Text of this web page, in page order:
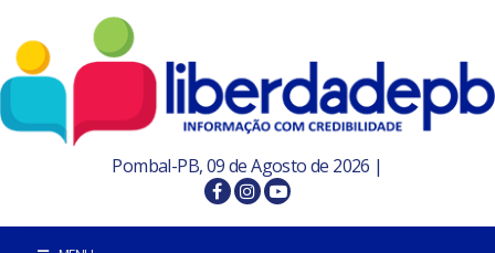
Pombal-PB, 09 de Agosto de 2026 |